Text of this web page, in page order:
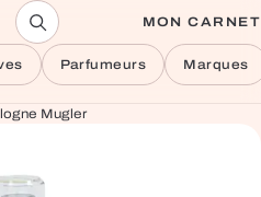
MON CARNET
Parfumeurs Marques
Mugler